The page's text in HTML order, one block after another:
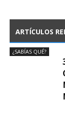
ARTÍCULOS
¿SABÍAS QUÉ?